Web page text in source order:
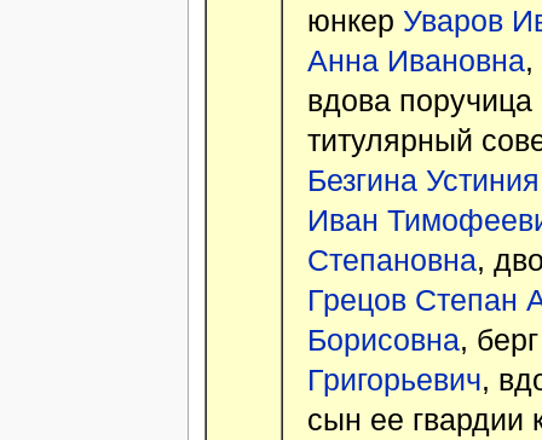
юнкер Уваров
Анна Ивановна,
вдова поручица
титулярный
Безгина
Иван
Степановна,
Грецов Степан
Борисовна,
Григорьевич,
сын ее гвардии